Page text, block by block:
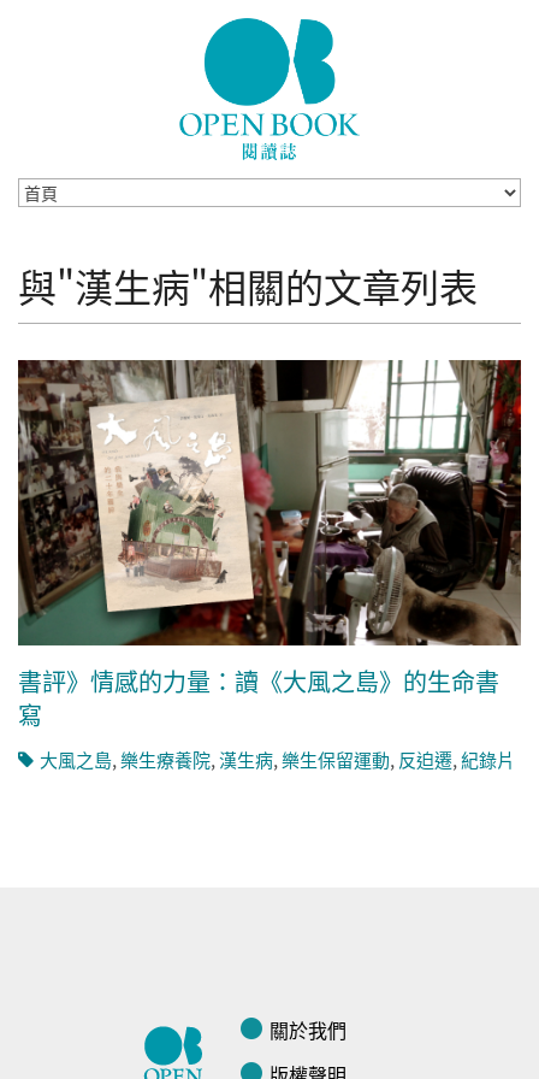
與"漢生病"相關的文章列表
書評》情感的力量：讀《大風之島》的生命書
寫
大風之島,樂生療養院,漢生病,樂生保留運動,反迫遷,紀錄片
關於我們